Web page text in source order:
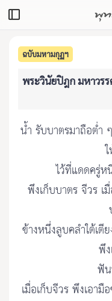
พุ
ฉบับมหามกุฏฯ
พระวินัยปิฎก มหาวร
น้ำ รับบาตรมาถือต่ำ
ไว้ที่แดดครู่ห
พึงเก็บบาตร จีวร เ
ข้างหนึ่งลูบคลำใต้เตี
พึ
ฟั
เมื่อเก็บจีวร พึงเอา